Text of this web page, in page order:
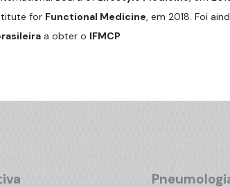
for Functional Medicine, em 2018. Foi
a obter o IFMCP